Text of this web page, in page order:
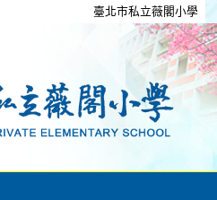
臺北市私立薇閣小學